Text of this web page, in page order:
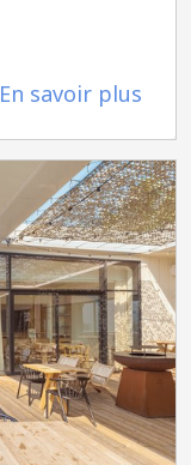
En savoir plus